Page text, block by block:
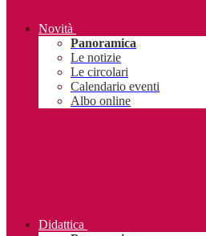
Novità
Panoramica
Le notizie
Le circolari
Calendario eventi
Albo online
Didattica